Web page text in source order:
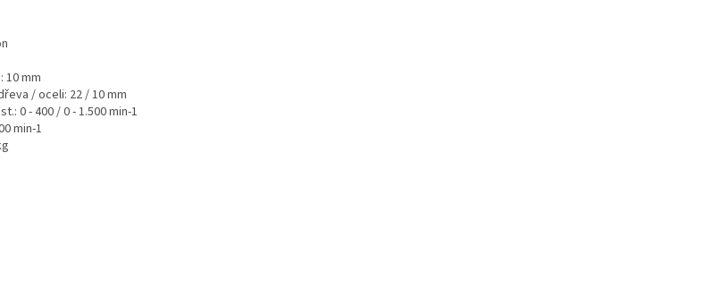
10 mm
/ oceli: 22 / 10 mm
0 - 400 / 0 - 1.500 min-1
min-1